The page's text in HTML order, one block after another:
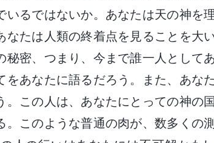
るではないか。あなたは天の神を
たは人類の終着点を見ることを大
密、つまり、今まで誰一人として
あなたに語るだろう。また、あな
。この人は、あなたにとっての神の
。このような普通の肉が、数多くの